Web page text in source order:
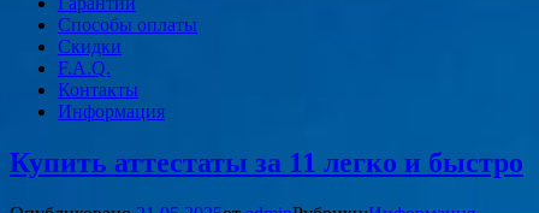
Способы оплаты
Скидки
F.A.Q.
Контакты
Информация
Купить аттестаты за 11 легко и быстро